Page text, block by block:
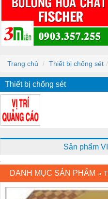
Trang chủ Thiết bị chống sét
Thiết bị chống sét
Sản phẩm
DANH MỤC SẢN PHẨM »